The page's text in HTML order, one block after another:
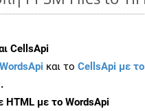
CellsApi
WordsApi και το CellsApi με
.
HTML με το WordsApi